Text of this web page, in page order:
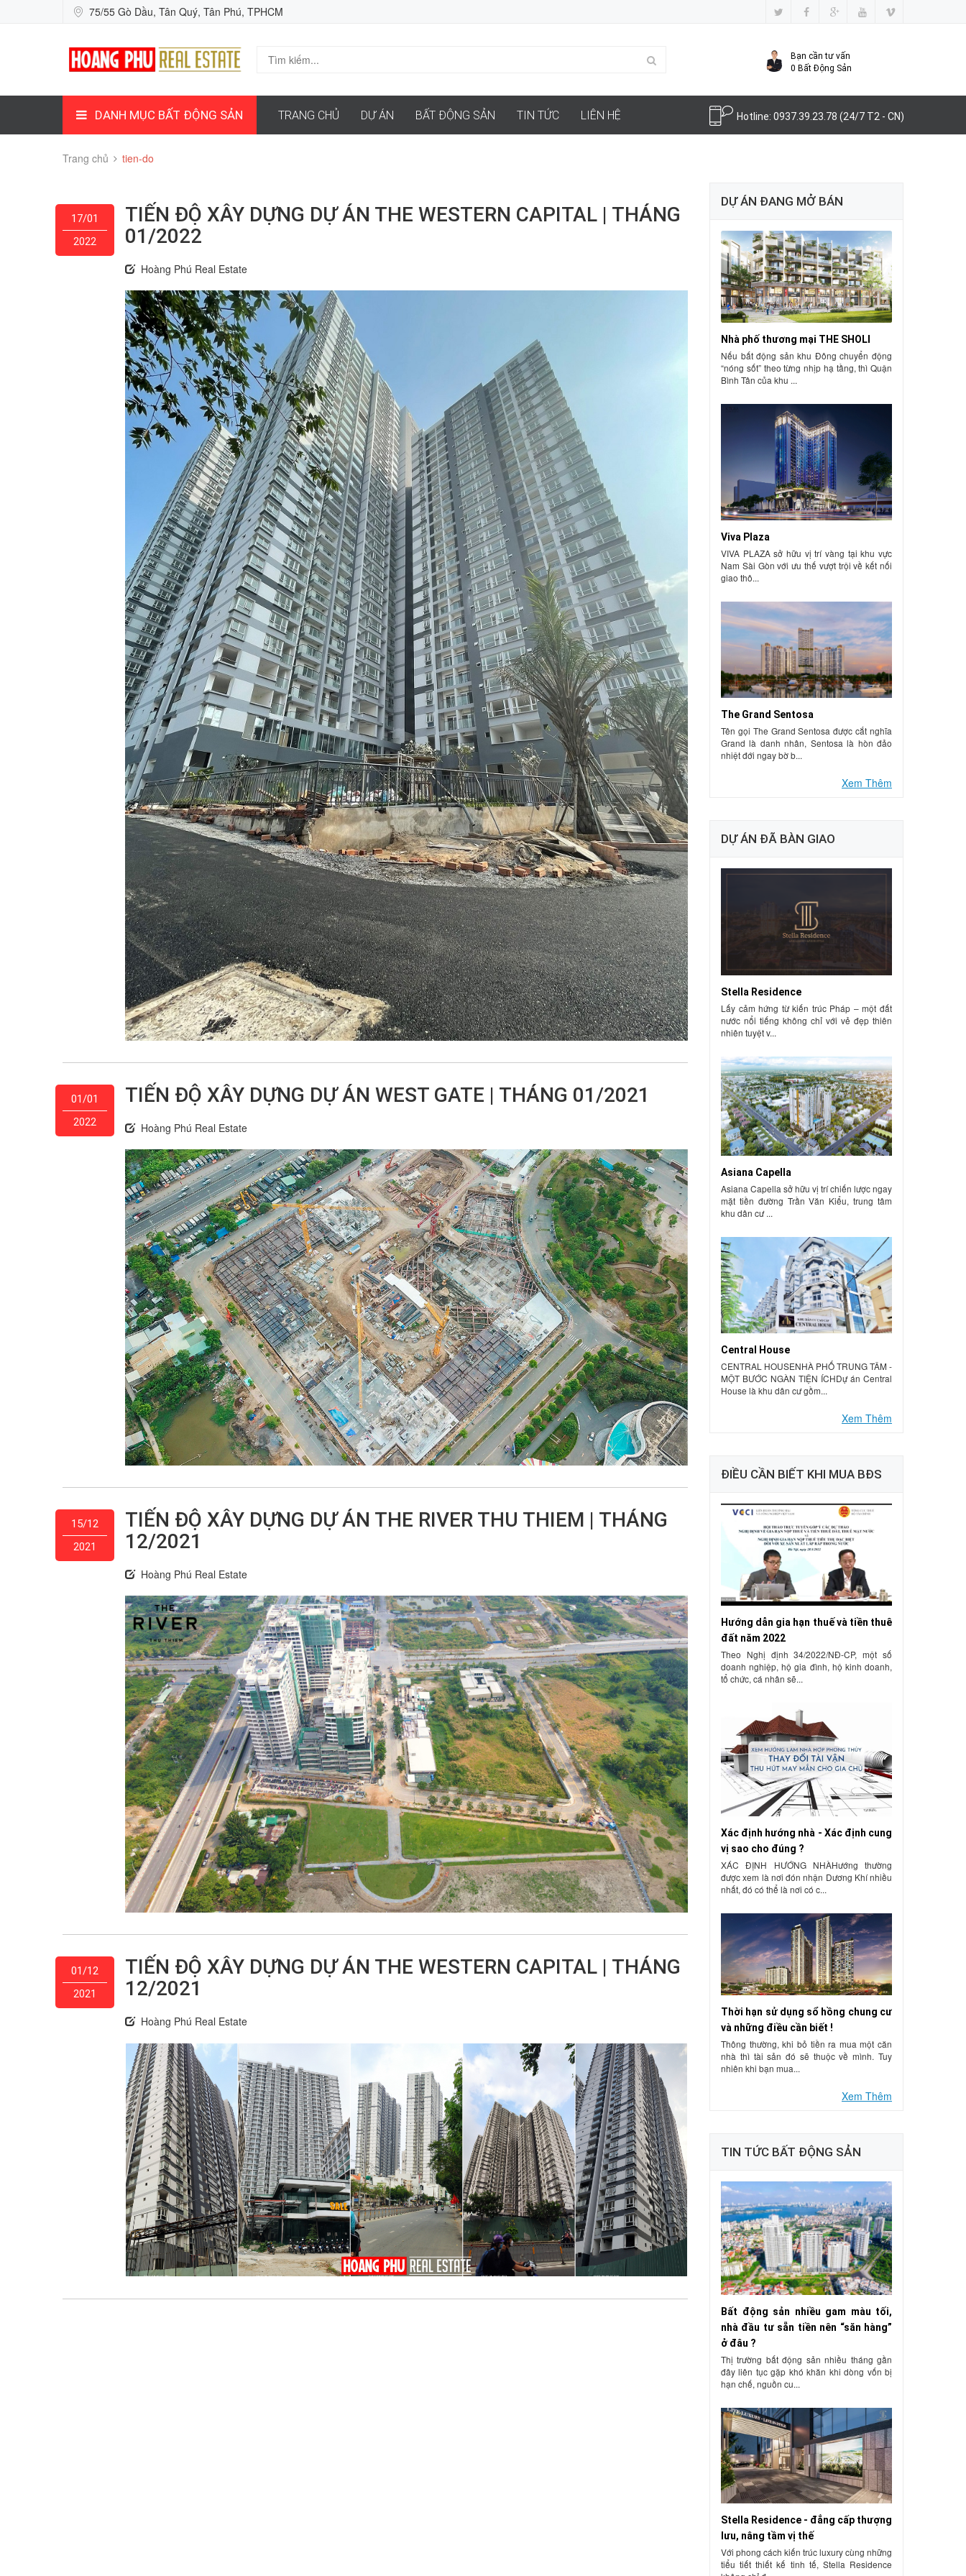
75/55 Gò Dầu, Tân Quý, Tân Phú, TPHCM
Bạn cần tư vấn
0 Bất Động Sản
DANH MỤC BẤT ĐỘNG SẢN TRANG CHỦ DỰ ÁN BẤT ĐỘNG SẢN TIN TỨC LIÊN HỆ Hotline: 0937.39.23.78 (24/7 T2 - CN)
Trang chủ tien-do
17/01
2022
TIẾN ĐỘ XÂY DỰNG DỰ ÁN THE WESTERN CAPITAL | THÁNG
01/2022
Hoàng Phú Real Estate
01/01
2022
TIẾN ĐỘ XÂY DỰNG DỰ ÁN WEST GATE | THÁNG 01/2021
Hoàng Phú Real Estate
15/12
2021
TIẾN ĐỘ XÂY DỰNG DỰ ÁN THE RIVER THU THIEM | THÁNG
12/2021
Hoàng Phú Real Estate
01/12
2021
TIẾN ĐỘ XÂY DỰNG DỰ ÁN THE WESTERN CAPITAL | THÁNG
12/2021
Hoàng Phú Real Estate
DỰ ÁN ĐANG MỞ BÁN
Nhà phố thương mại THE SHOLI
Nếu bất động sản khu Đông chuyển động
“nóng sốt” theo từng nhịp hạ tầng, thì Quận
Bình Tân của khu ...
Viva Plaza
VIVA PLAZA sở hữu vị trí vàng tại khu vực
Nam Sài Gòn với ưu thế vượt trội về kết nối
giao thô...
The Grand Sentosa
Tên gọi The Grand Sentosa được cắt nghĩa
Grand là danh nhân, Sentosa là hòn đảo
nhiệt đới ngay bờ b...
Xem Thêm
DỰ ÁN ĐÃ BÀN GIAO
Stella Residence
Lấy cảm hứng từ kiến trúc Pháp – một đất
nước nổi tiếng không chỉ với vẻ đẹp thiên
nhiên tuyệt v...
Asiana Capella
Asiana Capella sở hữu vị trí chiến lược ngay
mặt tiền đường Trần Văn Kiểu, trung tâm
khu dân cư ...
Central House
CENTRAL HOUSENHÀ PHỐ TRUNG TÂM -
MỘT BƯỚC NGÀN TIỆN ÍCHDự án Central
House là khu dân cư gồm...
Xem Thêm
ĐIỀU CẦN BIẾT KHI MUA BĐS
Hướng dẫn gia hạn thuế và tiền thuê
đất năm 2022
Theo Nghị định 34/2022/NĐ-CP, một số
doanh nghiệp, hộ gia đình, hộ kinh doanh,
tổ chức, cá nhân sẽ...
Xác định hướng nhà - Xác định cung
vị sao cho đúng ?
XÁC ĐỊNH HƯỚNG NHÀHướng thường
được xem là nơi đón nhận Dương Khí nhiều
nhất, đó có thể là nơi có c...
Thời hạn sử dụng sổ hồng chung cư
và những điều cần biết !
Thông thường, khi bỏ tiền ra mua một căn
nhà thì tài sản đó sẽ thuộc về mình. Tuy
nhiên khi bạn mua...
Xem Thêm
TIN TỨC BẤT ĐỘNG SẢN
Bất động sản nhiều gam màu tối,
nhà đầu tư sẵn tiền nên “săn hàng”
ở đâu ?
Thị trường bất động sản nhiều tháng gần
đây liên tục gặp khó khăn khi dòng vốn bị
hạn chế, nguồn cu...
Stella Residence - đẳng cấp thượng
lưu, nâng tầm vị thế
Với phong cách kiến trúc luxury cùng những
tiểu tiết thiết kế tinh tế, Stella Residence